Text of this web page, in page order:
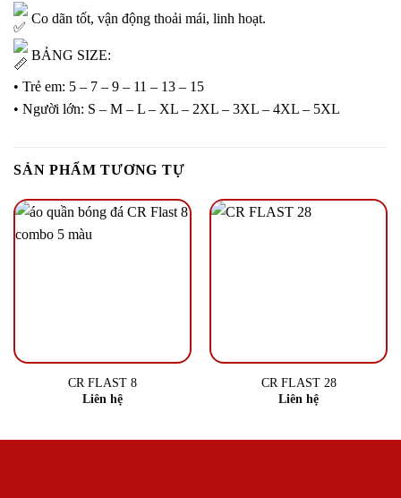
Co dãn tốt, vận động thoải mái, linh hoạt.
BẢNG SIZE:
• Trẻ em: 5 – 7 – 9 – 11 – 13 – 15
• Người lớn: S – M – L – XL – 2XL – 3XL – 4XL – 5XL
SẢN PHẨM TƯƠNG TỰ
CR FLAST 8
Liên hệ
CR FLAST 28
Liên hệ